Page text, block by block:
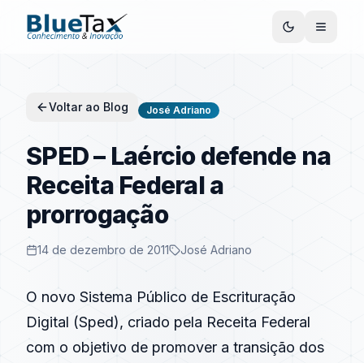
Voltar ao Blog José Adriano
SPED – Laércio defende na
Receita Federal a
prorrogação
14 de dezembro de 2011 José Adriano
O novo Sistema Público de Escrituração
Digital (Sped), criado pela Receita Federal
com o objetivo de promover a transição dos